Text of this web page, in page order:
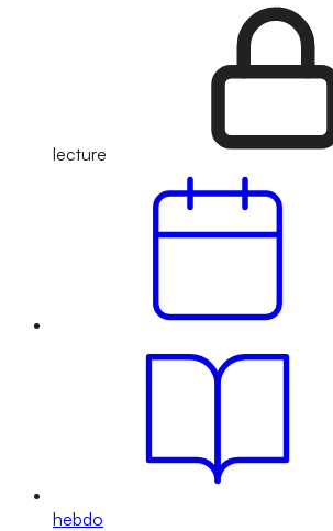
lecture
hebdo